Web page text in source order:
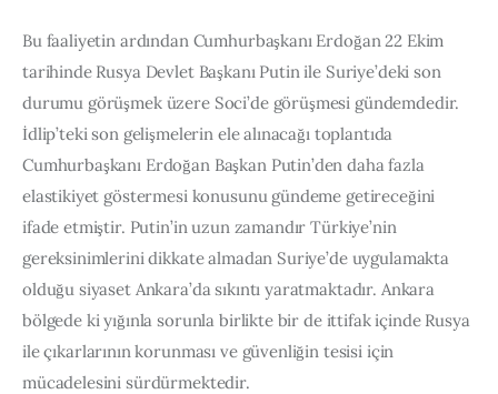
Bu faaliyetin ardından Cumhurbaşkanı Erdoğan 22 Ekim
tarihinde Rusya Devlet Başkanı Putin ile Suriye’deki son
durumu görüşmek üzere Soci’de görüşmesi gündemdedir.
İdlip’teki son gelişmelerin ele alınacağı toplantıda
Cumhurbaşkanı Erdoğan Başkan Putin’den daha fazla
elastikiyet göstermesi konusunu gündeme getireceğini
ifade etmiştir. Putin’in uzun zamandır Türkiye’nin
gereksinimlerini dikkate almadan Suriye’de uygulamakta
olduğu siyaset Ankara’da sıkıntı yaratmaktadır. Ankara
bölgede ki yığınla sorunla birlikte bir de ittifak içinde Rusya
ile çıkarlarının korunması ve güvenliğin tesisi için
mücadelesini sürdürmektedir.